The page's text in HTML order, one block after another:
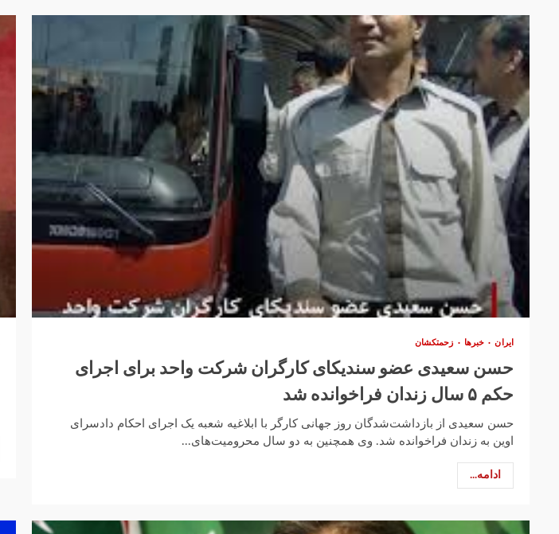
ایران خبرها زحمتکشان
حسن سعیدی عضو سندیکای کارگران شرکت واحد برای اجرای
حکم ۵ سال زندان فراخوانده شد
حسن سعیدی از بازداشت‌شدگان روز جهانی کارگر با ابلاغیه شعبه یک اجرای احکام دادسرای
اوین به زندان فراخوانده شد. وی همچنین به دو سال محرومیت‌های...
ادامه...